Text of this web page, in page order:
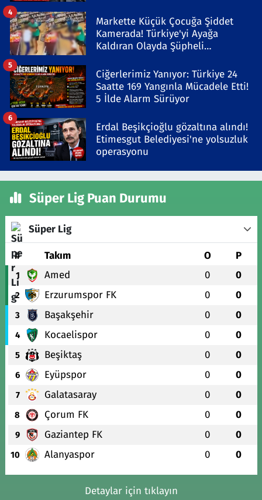
Markette Küçük Çocuğa Şiddet
Kamerada! Türkiye'yi Ayağa
Kaldıran Olayda Şüpheli
4
Ciğerlerimiz Yanıyor: Türkiye 24
Saatte 169 Yangınla Mücadele Etti!
5 İlde Alarm Sürüyor
5
Erdal Beşikçioğlu gözaltına alındı!
Etimesgut Belediyesi'ne yolsuzluk
operasyonu
6
Süper Lig Puan Durumu
Süper Lig
# Takım O P
1 Amed 0 0
2 Erzurumspor FK 0 0
3 Başakşehir 0 0
4 Kocaelispor 0 0
5 Beşiktaş 0 0
6 Eyüpspor 0 0
7 Galatasaray 0 0
8 Çorum FK 0 0
9 Gaziantep FK 0 0
10 Alanyaspor 0 0
Detaylar için tıklayın